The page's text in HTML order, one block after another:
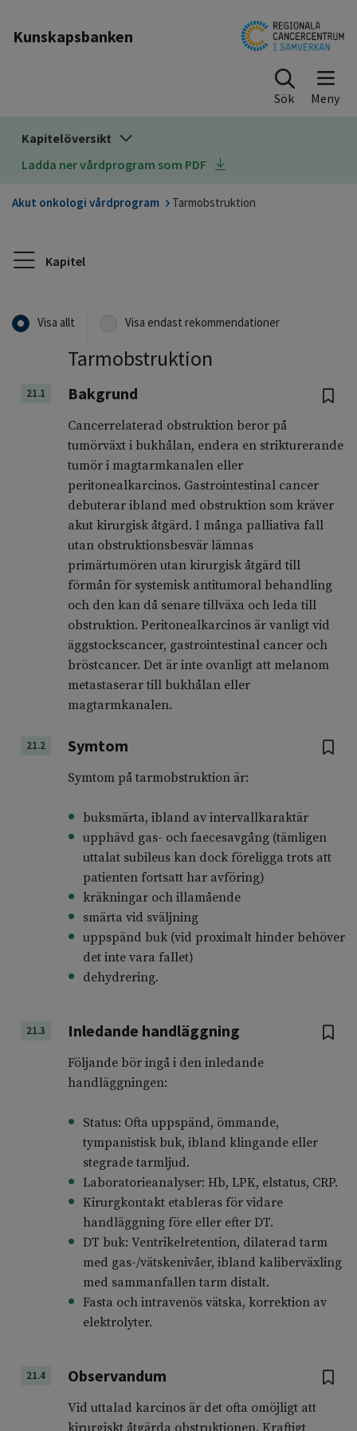
Kunskapsbanken
Sök
Kapitelöversikt
Ladda ner vårdprogram som PDF
Akut onkologi vårdprogram Tarmobstruktion
Kapitel
Visa allt Visa endast rekommendationer
Tarmobstruktion
21.1 Bakgrund
Cancerrelaterad obstruktion beror på
tumörväxt i bukhålan, endera en strikturerande
tumör i magtarmkanalen eller
peritonealkarcinos. Gastrointestinal cancer
debuterar ibland med obstruktion som kräver
akut kirurgisk åtgärd. I många palliativa fall
utan obstruktionsbesvär lämnas
primärtumören utan kirurgisk åtgärd till
förmån för systemisk antitumoral behandling
och den kan då senare tillväxa och leda till
obstruktion. Peritonealkarcinos är vanligt vid
äggstockscancer, gastrointestinal cancer och
bröstcancer. Det är inte ovanligt att melanom
metastaserar till bukhålan eller
magtarmkanalen.
21.2 Symtom
Symtom på tarmobstruktion är:
buksmärta, ibland av intervallkaraktär
upphävd gas- och faecesavgång (tämligen
uttalat subileus kan dock föreligga trots att
patienten fortsatt har avföring)
kräkningar och illamående
smärta vid sväljning
uppspänd buk (vid proximalt hinder behöver
det inte vara fallet)
dehydrering.
21.3 Inledande handläggning
Följande bör ingå i den inledande
handläggningen:
Status: Ofta uppspänd, ömmande,
tympanistisk buk, ibland klingande eller
stegrade tarmljud.
Laboratorieanalyser: Hb, LPK, elstatus, CRP.
Kirurgkontakt etableras för vidare
handläggning före eller efter DT.
DT buk: Ventrikelretention, dilaterad tarm
med gas-/vätskenivåer, ibland kaliberväxling
med sammanfallen tarm distalt.
Fasta och intravenös vätska, korrektion av
elektrolyter.
21.4 Observandum
Vid uttalad karcinos är det ofta omöjligt att